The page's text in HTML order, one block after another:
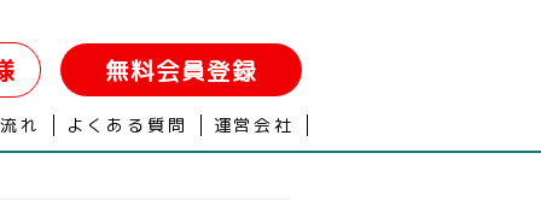
無料会員登録
れ よくある質問 運営会社